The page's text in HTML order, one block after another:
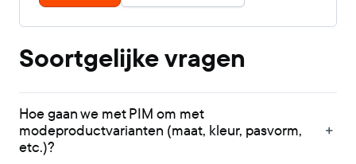
Soortgelijke vragen
Hoe gaan we met PIM om met
modeproductvarianten (maat, kleur, pasvorm,
etc.)?